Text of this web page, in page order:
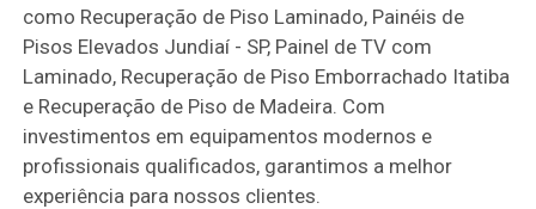
como Recuperação de Piso Laminado, Painéis de
Pisos Elevados Jundiaí - SP, Painel de TV com
Laminado, Recuperação de Piso Emborrachado Itatiba
e Recuperação de Piso de Madeira. Com
investimentos em equipamentos modernos e
profissionais qualificados, garantimos a melhor
experiência para nossos clientes.